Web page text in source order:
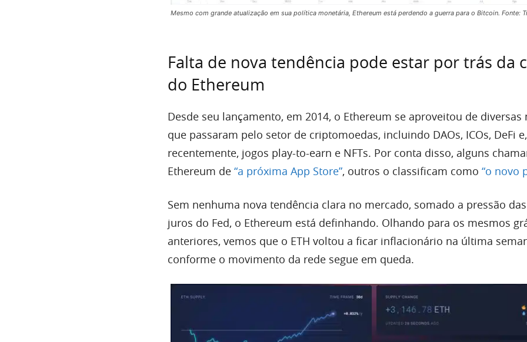
Mesmo com grande atualização em sua política monetária, Ethereum está perdendo a guerra para o Bitcoin. Fonte:
Falta de nova tendência pode estar por trás da
do Ethereum
Desde seu lançamento, em 2014, o Ethereum se aproveitou de diversas
que passaram pelo setor de criptomoedas, incluindo DAOs, ICOs, DeFi
recentemente, jogos play-to-earn e NFTs. Por conta disso, alguns
Ethereum de “a próxima App Store”, outros o classificam como “o novo
Sem nenhuma nova tendência clara no mercado, somado a pressão
juros do Fed, o Ethereum está definhando. Olhando para os mesmos
anteriores, vemos que o ETH voltou a ficar inflacionário na última
conforme o movimento da rede segue em queda.